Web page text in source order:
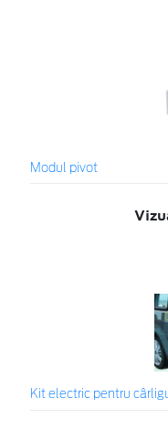
Modul pivot
Kit electric pentru